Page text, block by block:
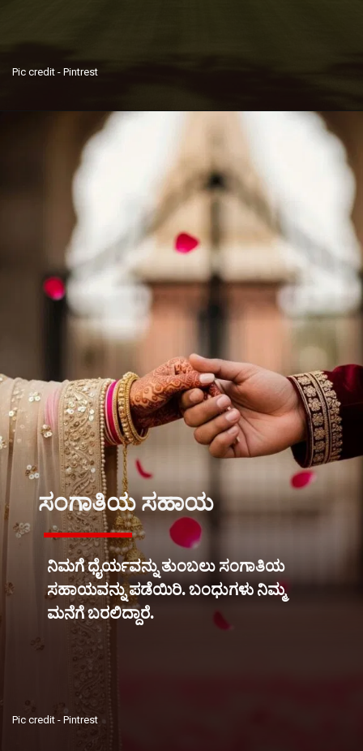
Pic credit - Pintrest
ನಿಮಗೆ ಧೈರ್ಯವನ್ನು ತುಂಬಲು ಸಂಗಾತಿಯ
ಸಹಾಯವನ್ನು ಪಡೆಯಿರಿ. ಬಂಧುಗಳು ನಿಮ್ಮ
ಮನೆಗೆ ಬರಲಿದ್ದಾರೆ.
ಸಂಗಾತಿಯ ಸಹಾಯ
Pic credit - Pintrest